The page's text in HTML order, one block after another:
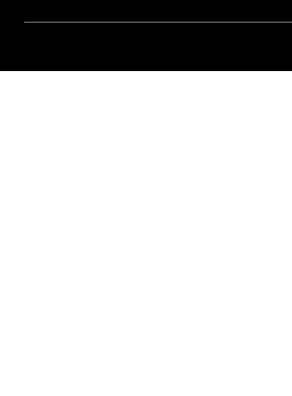
Esportes